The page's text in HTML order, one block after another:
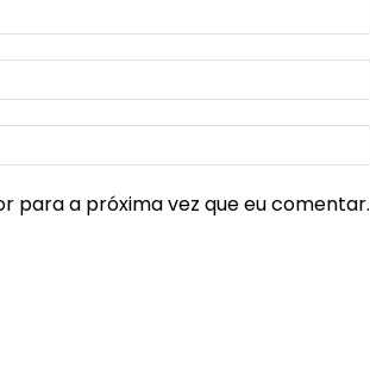
para a próxima vez que eu comentar.